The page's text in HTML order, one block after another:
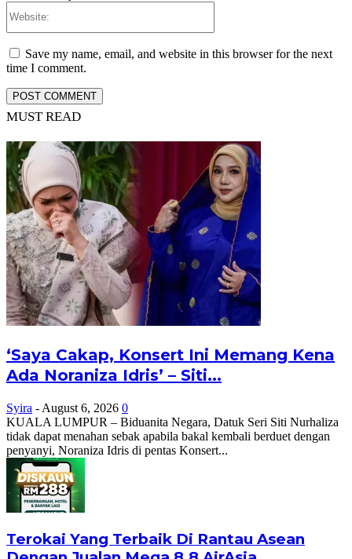
Save my name, email, and website in this browser for the next
time I comment.
MUST READ
‘Saya Cakap, Konsert Ini Memang Kena
Ada Noraniza Idris’ – Siti...
Syira - August 6, 2026 0
KUALA LUMPUR – Biduanita Negara, Datuk Seri Siti Nurhaliza
tidak dapat menahan sebak apabila bakal kembali berduet dengan
penyanyi, Noraniza Idris di pentas Konsert...
Terokai Yang Terbaik Di Rantau Asean